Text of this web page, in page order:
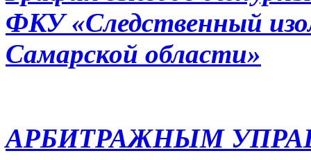
ФКУ «Следственный
Самарской области»
АРБИТРАЖНЫМ